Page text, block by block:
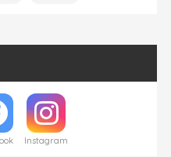
Instagram